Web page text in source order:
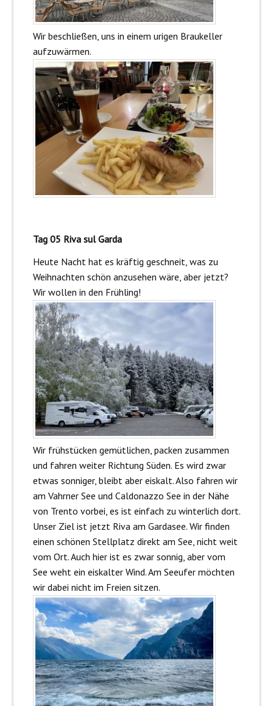
Wir beschließen, uns in einem urigen Braukeller
aufzuwärmen.
Tag 05 Riva sul Garda
Heute Nacht hat es kräftig geschneit, was zu
Weihnachten schön anzusehen wäre, aber jetzt?
Wir wollen in den Frühling!
Wir frühstücken gemütlichen, packen zusammen
und fahren weiter Richtung Süden. Es wird zwar
etwas sonniger, bleibt aber eiskalt. Also fahren wir
am Vahrner See und Caldonazzo See in der Nähe
von Trento vorbei, es ist einfach zu winterlich dort.
Unser Ziel ist jetzt Riva am Gardasee. Wir finden
einen schönen Stellplatz direkt am See, nicht weit
vom Ort. Auch hier ist es zwar sonnig, aber vom
See weht ein eiskalter Wind. Am Seeufer möchten
wir dabei nicht im Freien sitzen.